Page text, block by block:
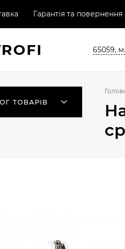
Гарантія та повернення
65059,
ТОВАРІВ